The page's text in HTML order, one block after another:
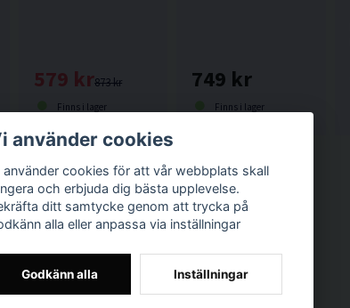
873 kr
579 kr
Finns i lager
749 kr
Finns i lager
Impact 10 delar
använder cookies
använder cookies för att vår webbplats skall
och erbjuda dig bästa upplevelse.
ditt samtycke genom att trycka på
alla eller anpassa via inställningar
Godkänn alla Inställningar